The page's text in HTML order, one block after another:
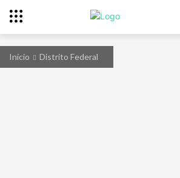
Início Distrito Federal